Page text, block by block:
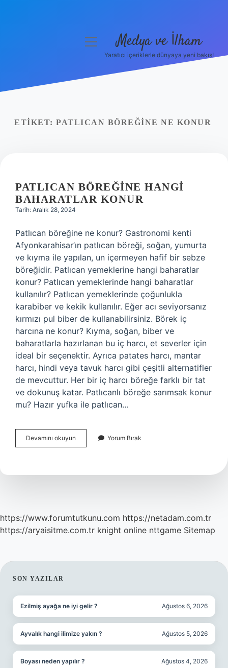
Yasal Uyarı
menüyüMedya ve İlham
Yaratıcı içeriklerle dünyaya yeni bakış!
ETIKET: PATLICAN BÖREĞINE NE KONUR
PATLICAN BÖREĞINE HANGI
BAHARATLAR KONUR
Tarih: Aralık 28, 2024
Patlıcan böreğine ne konur? Gastronomi kenti
Afyonkarahisar’ın patlıcan böreği, soğan, yumurta
ve kıyma ile yapılan, un içermeyen hafif bir sebze
böreğidir. Patlıcan yemeklerine hangi baharatlar
konur? Patlıcan yemeklerinde hangi baharatlar
kullanılır? Patlıcan yemeklerinde çoğunlukla
karabiber ve kekik kullanılır. Eğer acı seviyorsanız
kırmızı pul biber de kullanabilirsiniz. Börek iç
harcına ne konur? Kıyma, soğan, biber ve
baharatlarla hazırlanan bu iç harcı, et severler için
ideal bir seçenektir. Ayrıca patates harcı, mantar
harcı, hindi veya tavuk harcı gibi çeşitli alternatifler
de mevcuttur. Her bir iç harcı böreğe farklı bir tat
ve dokunuş katar. Patlıcanlı böreğe sarımsak konur
mu? Hazır yufka ile patlıcan…
Devamını okuyun Patlıcan
Böreğine
Konur
Yorum Bırak
https://www.forumtutkunu.com https://netadam.com.tr
https://aryaisitme.com.tr knight online nttgame Sitemap
SIDEBAR
SON YAZILAR
Ezilmiş ayağa ne iyi gelir ? Ağustos 6, 2026
Ayvalık hangi ilimize yakın ? Ağustos 5, 2026
Boyası neden yapılır ? Ağustos 4, 2026